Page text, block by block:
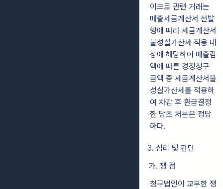
이므로 관련 거래는
매출세금계산서 선발
행에 따라 세금계산서
불성실가산세 적용 대
상에 해당하여 매출감
액에 따른 경정청구
금액 중 세금계산서불
성실가산세를 적용하
여 차감 후 환급결정
한 당초 처분은 정당
하다.
3. 심리 및 판단
가. 쟁 점
청구법인이 교부한 쟁